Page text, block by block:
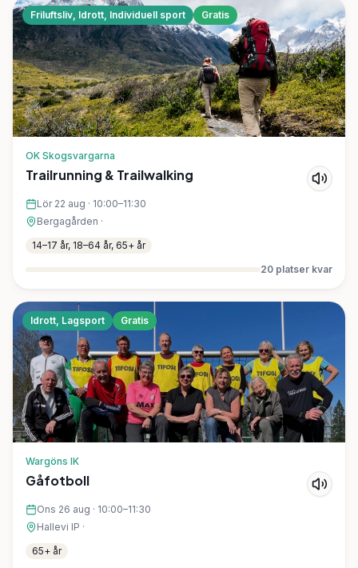
Friluftsliv, Idrott, Individuell sport Gratis
OK Skogsvargarna
Trailrunning & Trailwalking
Lör 22 aug · 10:00–11:30
Bergagården ·
14–17 år, 18–64 år, 65+ år
20 platser kvar
Idrott, Lagsport Gratis
Wargöns IK
Gåfotboll
Ons 26 aug · 10:00–11:30
Hallevi IP ·
65+ år